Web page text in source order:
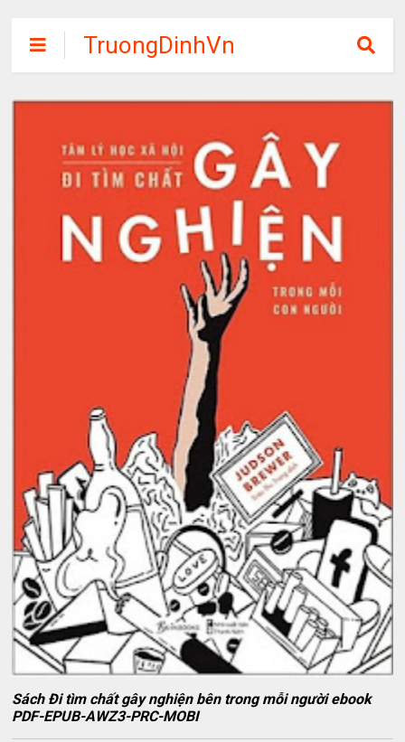
TruongDinhVn
Chia sẽ ebook,
các khóa học,
tập miễn phí
Sách Đi tìm chất gây nghiện bên trong mỗi người ebook
PDF-EPUB-AWZ3-PRC-MOBI